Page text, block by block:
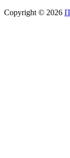
Copyright © 2026